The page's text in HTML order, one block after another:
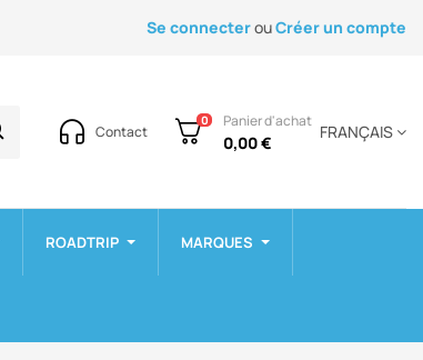
Se connecterouCréer un compte
Contact
0 Panier d'achat
0,00 €
FRANÇAIS
ROADTRIP MARQUES